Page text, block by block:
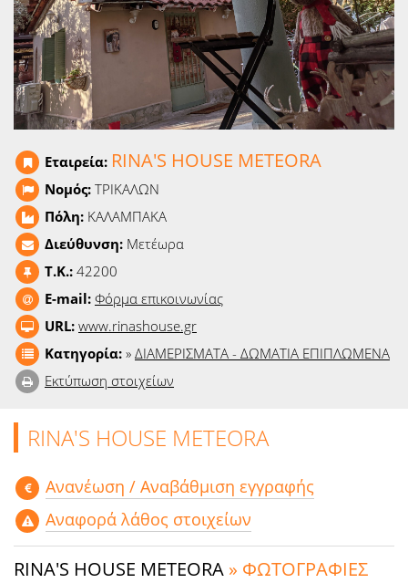
Ειδήσεις
Παιχνίδια
Ραδιόφωνο
Ταινίες
Εταιρεία: RINA'S HOUSE METEORA
Νομός: ΤΡΙΚΑΛΩΝ
Πόλη: ΚΑΛΑΜΠΑΚΑ
Διεύθυνση: Μετέωρα
T.K.: 42200
E-mail: Φόρμα επικοινωνίας
URL: www.rinashouse.gr
Κατηγορία: » ΔΙΑΜΕΡΙΣΜΑΤΑ - ΔΩΜΑΤΙΑ ΕΠΙΠΛΩΜΕΝΑ
Εκτύπωση στοιχείων
RINA'S HOUSE METEORA
Aνανέωση / Αναβάθμιση εγγραφής
Αναφορά λάθος στοιχείων
RINA'S HOUSE METEORA » ΦΩΤΟΓΡΑΦΙΕΣ